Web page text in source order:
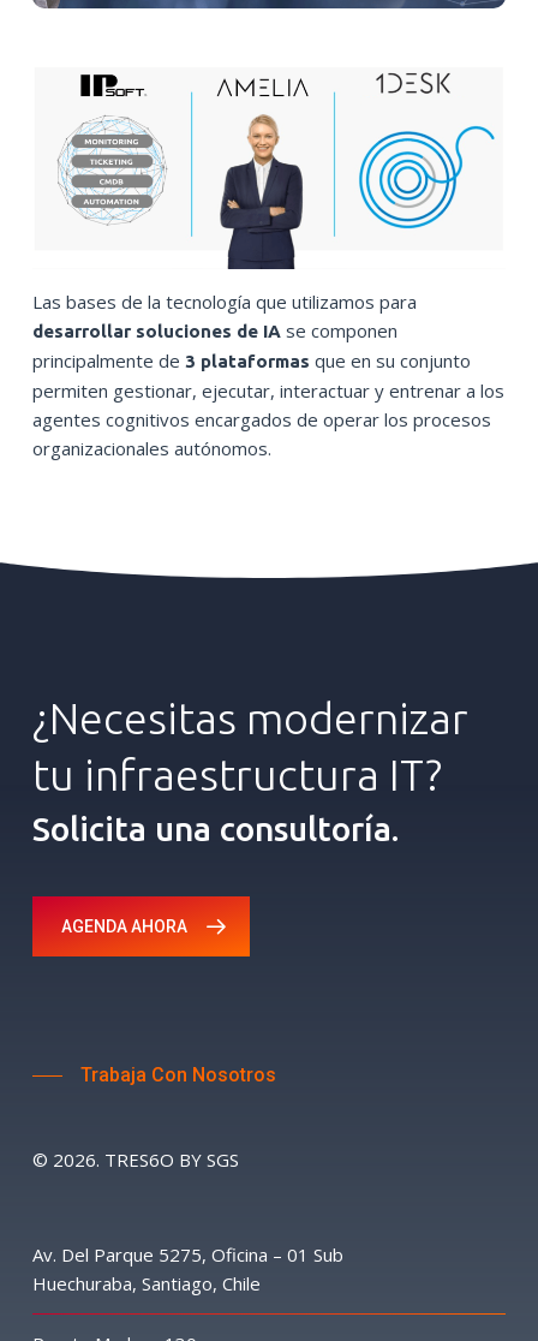
Las bases de la tecnología que utilizamos para
desarrollar soluciones de IAse componen
principalmente de 3 plataformas que en su conjunto
permiten gestionar, ejecutar, interactuar y entrenar a los
agentes cognitivos encargados de operar los procesos
organizacionales autónomos.
¿Necesitas modernizar
tu infraestructura IT?
Solicita una consultoría.
AGENDA AHORA
Trabaja Con Nosotros
© 2026. TRES6O BY SGS
Av. Del Parque 5275, Oficina – 01 Sub
Huechuraba, Santiago, Chile